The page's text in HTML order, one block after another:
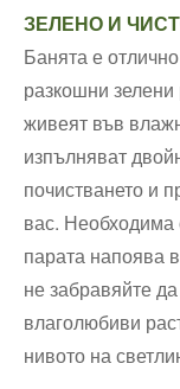
ЗЕЛЕНО И
Банята е
разкошни зелени
живеят във
изпълняват
почистването и
вас. Необходима
парата напоява
не забравяйте
влаголюбиви
нивото на